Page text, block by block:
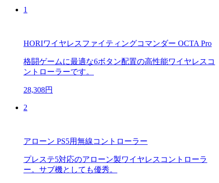
1
HORIワイヤレスファイティングコマンダー OCTA Pro
格闘ゲームに最適な6ボタン配置の高性能ワイヤレスコ
ントローラーです。
28,308円
2
アローン PS5用無線コントローラー
プレステ5対応のアローン製ワイヤレスコントローラ
ー。サブ機としても優秀。